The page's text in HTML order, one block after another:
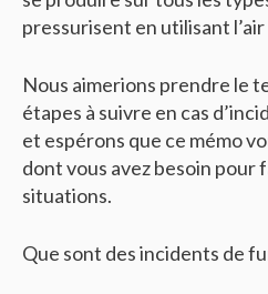
pressurisent en utilisant
Nous aimerions prendre le
étapes à suivre en cas
et espérons que ce mémo
dont vous avez besoin pour
situations.
Que sont des incidents de